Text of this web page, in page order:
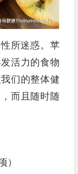
所迷惑。苹
活力的食物
们的整体健
而且随时随
）